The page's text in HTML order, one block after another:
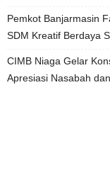
Pemkot Banjarmasin
SDM Kreatif Berdaya
CIMB Niaga Gelar
Apresiasi Nasabah